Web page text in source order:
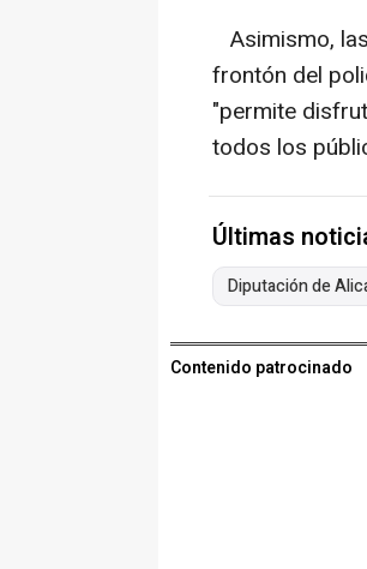
Asimismo,
frontón del
"permite
todos los
Últimas
Diputación de
Contenido patrocinado